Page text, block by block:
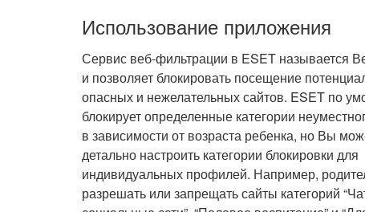
Использование приложения
Сервис веб-фильтрации в ESET называется
и позволяет блокировать посещение
опасных и нежелательных сайтов. ESET по
блокирует определенные категории
в зависимости от возраста ребенка, но Вы
детально настроить категории блокировки для
индивидуальных профилей. Например,
разрешать или запрещать сайты категорий